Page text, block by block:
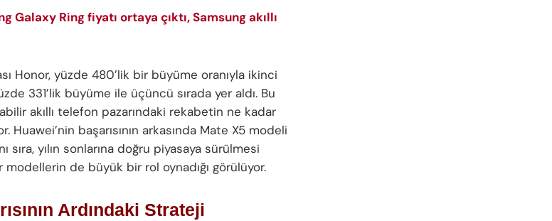
Galaxy Ring fiyatı ortaya çıktı, Samsung akıllı
Honor, yüzde 480’lik bir büyüme oranıyla ikinci
331’lik büyüme ile üçüncü sırada yer aldı. Bu
akıllı telefon pazarındaki rekabetin ne kadar
Huawei’nin başarısının arkasında Mate X5 modeli
sıra, yılın sonlarına doğru piyasaya sürülmesi
de büyük bir rol oynadığı görülüyor.
Ardındaki Strateji